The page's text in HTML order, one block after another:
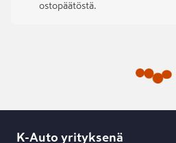
ostopäätöstä.
K-Auto yrityksenä